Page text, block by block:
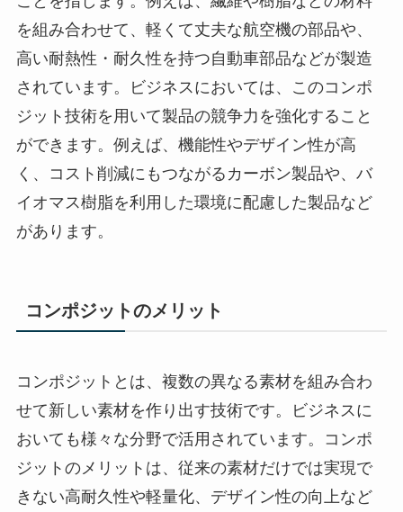
を組み合わせて、軽くて丈夫な航空機の部品や、
高い耐熱性・耐久性を持つ自動車部品などが製造
されています。ビジネスにおいては、このコンポ
ジット技術を用いて製品の競争力を強化すること
ができます。例えば、機能性やデザイン性が高
く、コスト削減にもつながるカーボン製品や、バ
イオマス樹脂を利用した環境に配慮した製品など
があります。
コンポジットのメリット
コンポジットとは、複数の異なる素材を組み合わ
せて新しい素材を作り出す技術です。ビジネスに
おいても様々な分野で活用されています。コンポ
ジットのメリットは、従来の素材だけでは実現で
きない高耐久性や軽量化、デザイン性の向上など